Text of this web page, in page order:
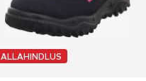
ALLAHINDLUS